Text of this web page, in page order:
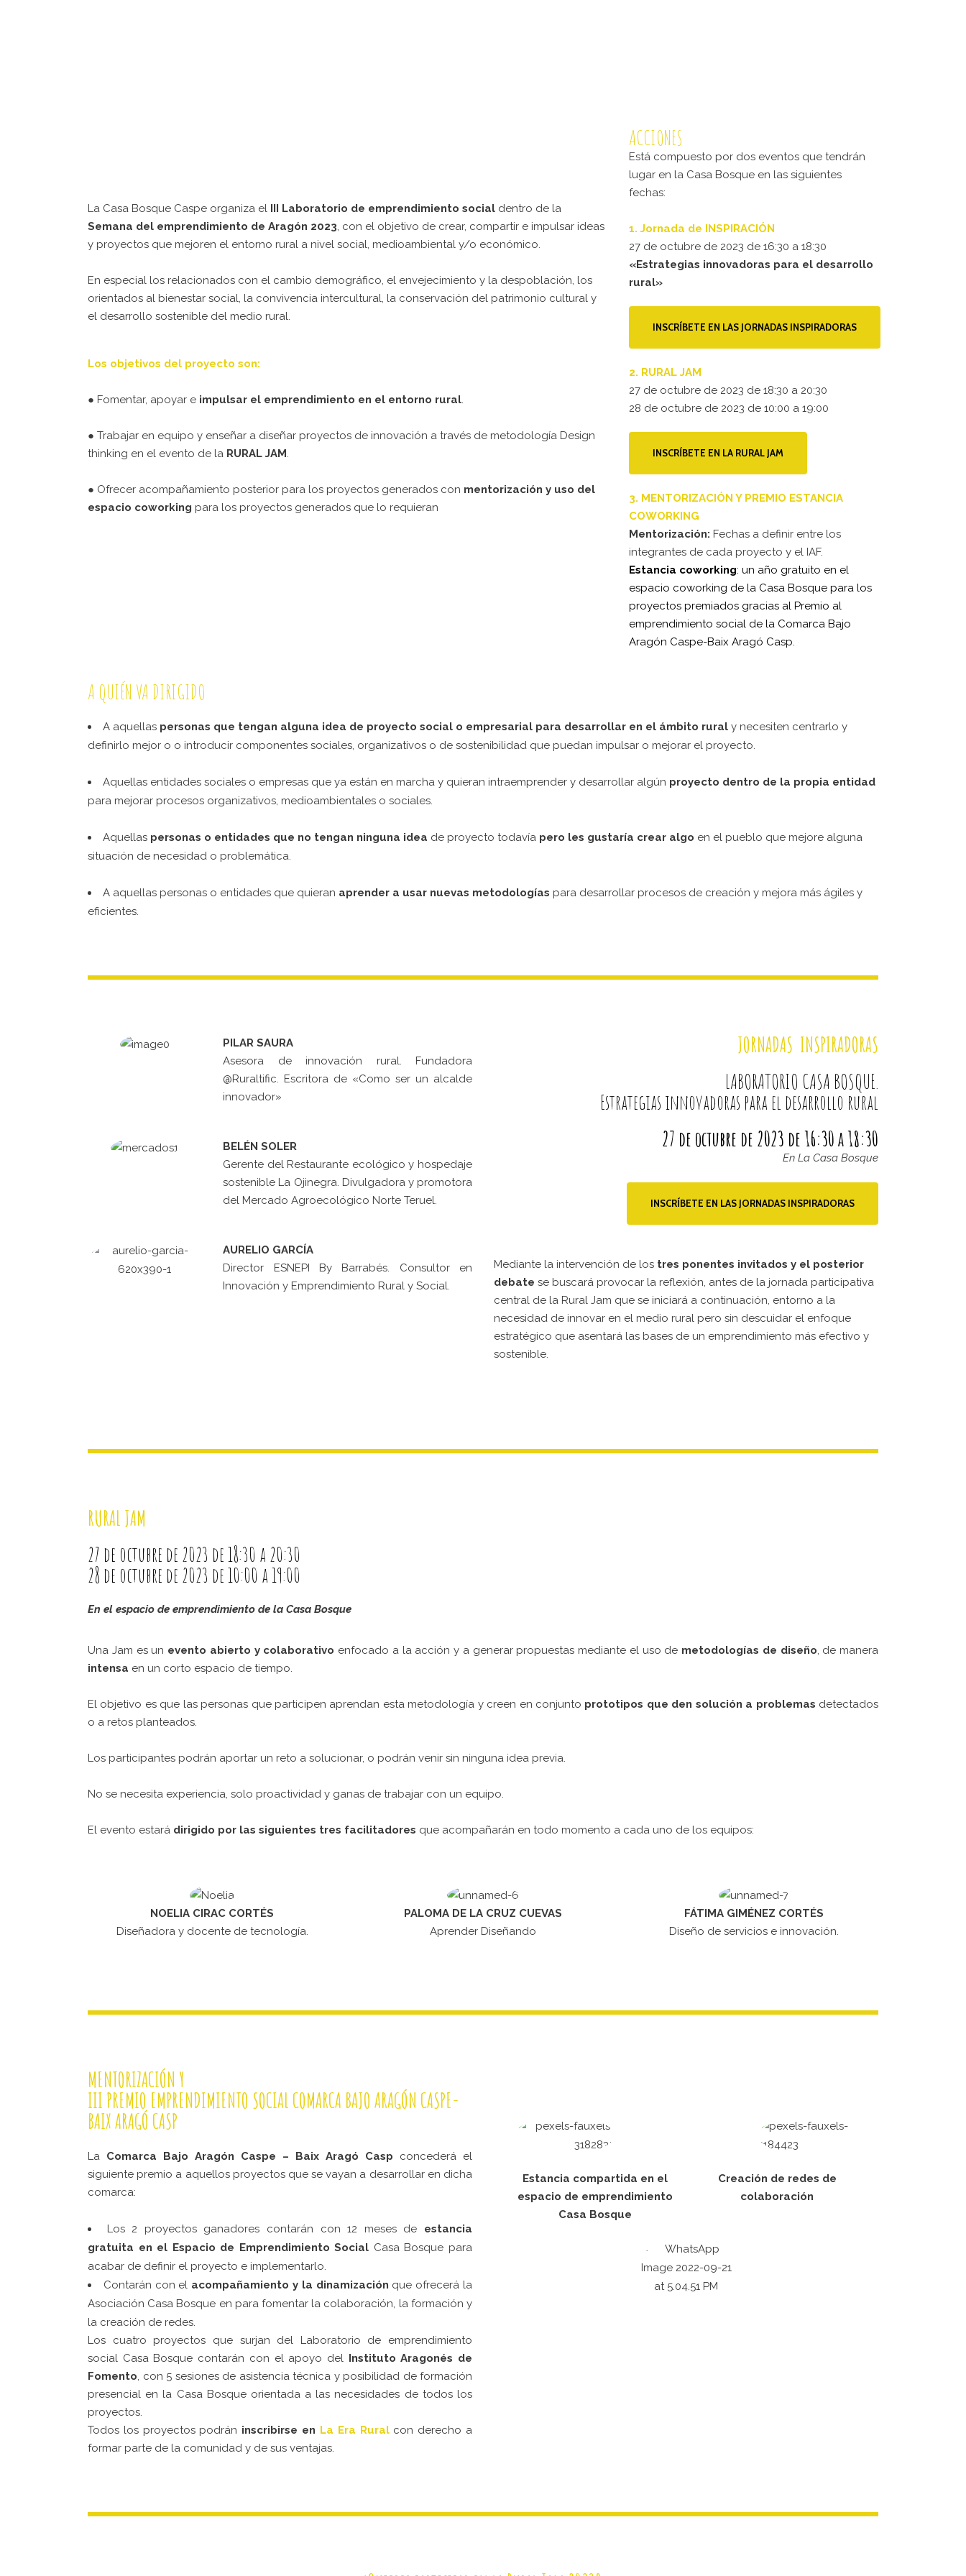
La Casa Bosque Caspe organiza el III Laboratorio de emprendimiento social dentro de la
Semana del emprendimiento de Aragón 2023, con el objetivo de crear, compartir e impulsar ideas
y proyectos que mejoren el entorno rural a nivel social, medioambiental y/o económico.
En especial los relacionados con el cambio demográfico, el envejecimiento y la despoblación, los
orientados al bienestar social, la convivencia intercultural, la conservación del patrimonio cultural y
el desarrollo sostenible del medio rural.
Los objetivos del proyecto son:
● Fomentar, apoyar e impulsar el emprendimiento en el entorno rural.
● Trabajar en equipo y enseñar a diseñar proyectos de innovación a través de metodología Design
thinking en el evento de la RURAL JAM.
● Ofrecer acompañamiento posterior para los proyectos generados con mentorización y uso del
espacio coworking para los proyectos generados que lo requieran
ACCIONES
Está compuesto por dos eventos que tendrán
lugar en la Casa Bosque en las siguientes
fechas:
1. Jornada de INSPIRACIÓN
27 de octubre de 2023 de 16:30 a 18:30
«Estrategias innovadoras para el desarrollo
rural»
INSCRÍBETE EN LAS JORNADAS INSPIRADORAS
2. RURAL JAM
27 de octubre de 2023 de 18:30 a 20:30
28 de octubre de 2023 de 10:00 a 19:00
INSCRÍBETE EN LA RURAL JAM
3. MENTORIZACIÓN Y PREMIO ESTANCIA
COWORKING
Mentorización: Fechas a definir entre los
integrantes de cada proyecto y el IAF.
Estancia coworking: un año gratuito en el
espacio coworking de la Casa Bosque para los
proyectos premiados gracias al Premio al
emprendimiento social de la Comarca Bajo
Aragón Caspe-Baix Aragó Casp.
A QUIÉN VA DIRIGIDO
A aquellas personas que tengan alguna idea de proyecto social o empresarial para desarrollar en el ámbito rural y necesiten centrarlo y
definirlo mejor o o introducir componentes sociales, organizativos o de sostenibilidad que puedan impulsar o mejorar el proyecto.
Aquellas entidades sociales o empresas que ya están en marcha y quieran intraemprender y desarrollar algún proyecto dentro de la propia entidad
para mejorar procesos organizativos, medioambientales o sociales.
Aquellas personas o entidades que no tengan ninguna idea de proyecto todavía pero les gustaría crear algo en el pueblo que mejore alguna
situación de necesidad o problemática.
A aquellas personas o entidades que quieran aprender a usar nuevas metodologías para desarrollar procesos de creación y mejora más ágiles y
eficientes.
PILAR SAURA
Asesora de innovación rural. Fundadora
@Ruraltific. Escritora de «Como ser un alcalde
innovador»
BELÉN SOLER
Gerente del Restaurante ecológico y hospedaje
sostenible La Ojinegra. Divulgadora y promotora
del Mercado Agroecológico Norte Teruel.
AURELIO GARCÍA
Director ESNEPI By Barrabés. Consultor en
Innovación y Emprendimiento Rural y Social.
JORNADAS INSPIRADORAS
LABORATORIO CASA BOSQUE.
Estrategias innovadoras para el desarrollo rural
27 de octubre de 2023 de 16:30 a 18:30
En La Casa Bosque
INSCRÍBETE EN LAS JORNADAS INSPIRADORAS
Mediante la intervención de los tres ponentes invitados y el posterior
debate se buscará provocar la reflexión, antes de la jornada participativa
central de la Rural Jam que se iniciará a continuación, entorno a la
necesidad de innovar en el medio rural pero sin descuidar el enfoque
estratégico que asentará las bases de un emprendimiento más efectivo y
sostenible.
RURAL JAM
27 de octubre de 2023 de 18:30 a 20:30
28 de octubre de 2023 de 10:00 a 19:00
En el espacio de emprendimiento de la Casa Bosque
Una Jam es un evento abierto y colaborativo enfocado a la acción y a generar propuestas mediante el uso de metodologías de diseño, de manera
intensa en un corto espacio de tiempo.
El objetivo es que las personas que participen aprendan esta metodología y creen en conjunto prototipos que den solución a problemas detectados
o a retos planteados.
Los participantes podrán aportar un reto a solucionar, o podrán venir sin ninguna idea previa.
No se necesita experiencia, solo proactividad y ganas de trabajar con un equipo.
El evento estará dirigido por las siguientes tres facilitadores que acompañarán en todo momento a cada uno de los equipos:
NOELIA CIRAC CORTÉS
Diseñadora y docente de tecnología.
PALOMA DE LA CRUZ CUEVAS
Aprender Diseñando
FÁTIMA GIMÉNEZ CORTÉS
Diseño de servicios e innovación.
MENTORIZACIÓN Y
III PREMIO EMPRENDIMIENTO SOCIAL COMARCA BAJO ARAGÓN CASPE-
BAIX ARAGÓ CASP
La Comarca Bajo Aragón Caspe – Baix Aragó Casp concederá el
siguiente premio a aquellos proyectos que se vayan a desarrollar en dicha
comarca:
Los 2 proyectos ganadores contarán con 12 meses de estancia
gratuita en el Espacio de Emprendimiento Social Casa Bosque para
acabar de definir el proyecto e implementarlo.
Contarán con el acompañamiento y la dinamización que ofrecerá la
Asociación Casa Bosque en para fomentar la colaboración, la formación y
la creación de redes.
Los cuatro proyectos que surjan del Laboratorio de emprendimiento
social Casa Bosque contarán con el apoyo delInstituto Aragonés de
Fomento, con 5 sesiones de asistencia técnica y posibilidad de formación
presencial en la Casa Bosque orientada a las necesidades de todos los
proyectos.
Todos los proyectos podrán inscribirse en La Era Rural con derecho a
formar parte de la comunidad y de sus ventajas.
Estancia compartida en el
espacio de emprendimiento
Casa Bosque
Creación de redes de
colaboración